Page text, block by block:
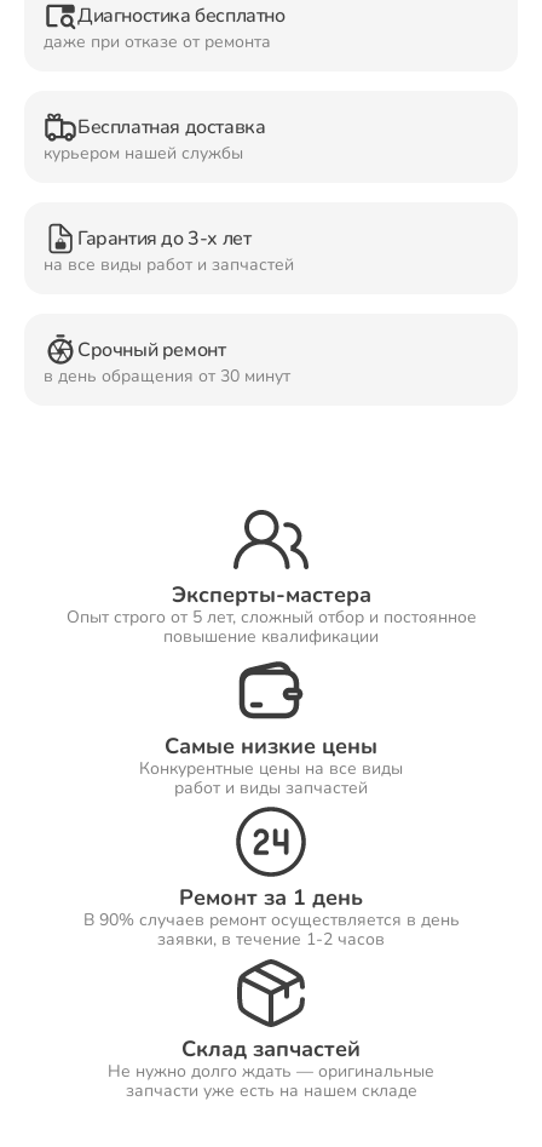
Диагностика бесплатно
даже при отказе от ремонта
Бесплатная доставка
курьером нашей службы
Гарантия до 3-х лет
на все виды работ и запчастей
Срочный ремонт
в день обращения от 30 минут
Эксперты-мастера
Опыт строго от 5 лет, сложный отбор и постоянное
повышение квалификации
Самые низкие цены
Конкурентные цены на все виды
работ и виды запчастей
Ремонт за 1 день
В 90% случаев ремонт осуществляется в день
заявки, в течение 1-2 часов
Склад запчастей
Не нужно долго ждать — оригинальные
запчасти уже есть на нашем складе
Ремонт Принтеров
Ремонт Саундбаров
Ремонт VR систем
Ремонт Сабвуферов
Ремонт Посудомоечных машин
Ремонт Холодильников